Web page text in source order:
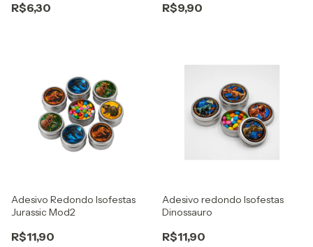
R$6,30 R$9,90
Adesivo Redondo Isofestas
Jurassic Mod2
R$11,90
Adesivo redondo Isofestas
Dinossauro
R$11,90